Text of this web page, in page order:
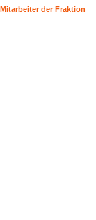
Mitarbeiter der Fraktion